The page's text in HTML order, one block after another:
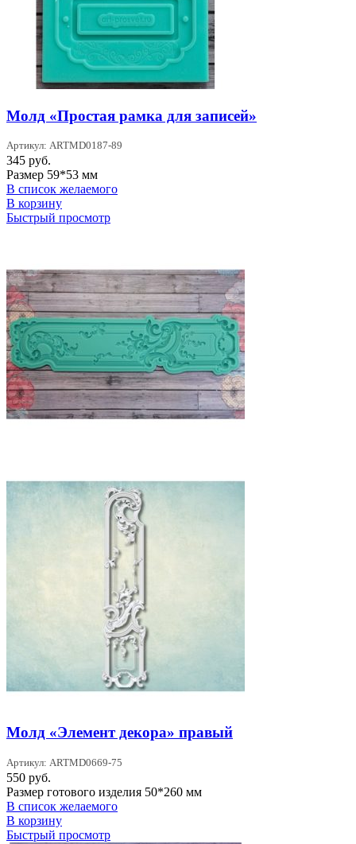
Молд «Простая рамка для записей»
Артикул: ARTMD0187-89
345 руб.
Размер 59*53 мм
В список желаемого
В корзину
Быстрый просмотр
Молд «Элемент декора» правый
Артикул: ARTMD0669-75
550 руб.
Размер готового изделия 50*260 мм
В список желаемого
В корзину
Быстрый просмотр